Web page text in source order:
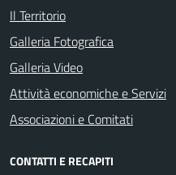
Il Territorio
Galleria Fotografica
Galleria Video
Attività economiche e Servizi
Associazioni e Comitati
CONTATTI E RECAPITI